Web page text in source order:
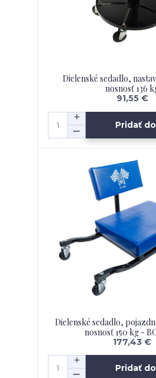
Dielenské sedadlo,
nosnosť 136
91,55 €
Pridať
Dielenské sedadlo,
nosnosť 150 kg -
177,43 €
Pridať